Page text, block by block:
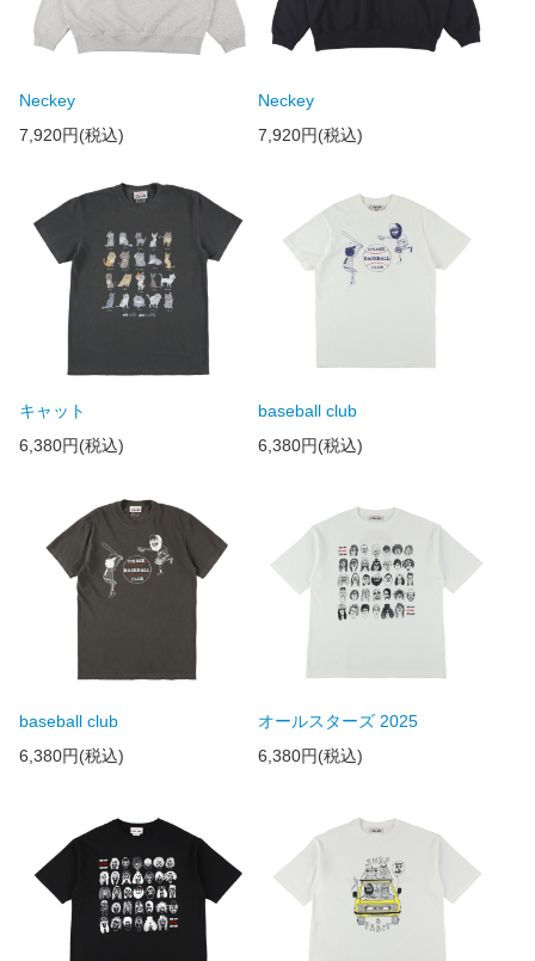
Neckey
7,920円(税込)
Neckey
7,920円(税込)
キャット
6,380円(税込)
baseball club
6,380円(税込)
baseball club
6,380円(税込)
オールスターズ 2025
6,380円(税込)